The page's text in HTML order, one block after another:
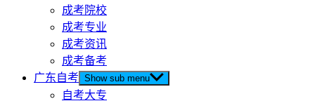
成考院校
成考专业
成考资讯
成考备考
广东自考 Show sub menu
自考大专